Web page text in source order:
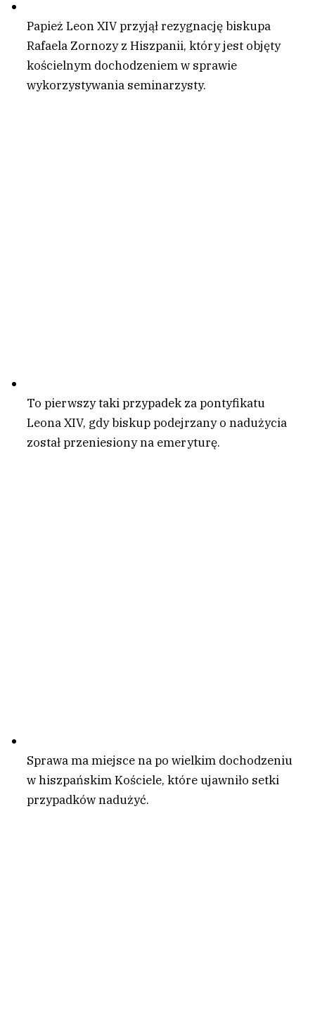
Papież Leon XIV przyjął rezygnację biskupa
Rafaela Zornozy z Hiszpanii, który jest objęty
kościelnym dochodzeniem w sprawie
wykorzystywania seminarzysty.
To pierwszy taki przypadek za pontyfikatu
Leona XIV, gdy biskup podejrzany o nadużycia
został przeniesiony na emeryturę.
Sprawa ma miejsce na po wielkim dochodzeniu
w hiszpańskim Kościele, które ujawniło setki
przypadków nadużyć.